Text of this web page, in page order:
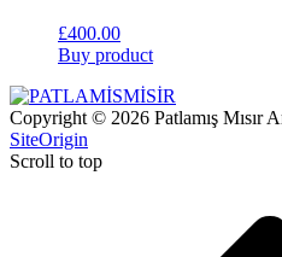
£400.00
Buy product
Copyright © 2026 Patlamış Mısır
SiteOrigin
Scroll to top